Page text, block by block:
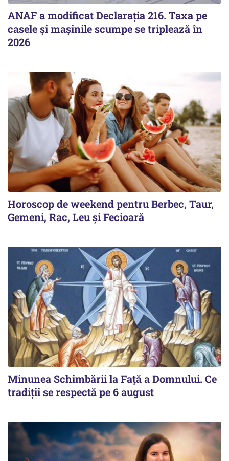
ANAF a modificat Declarația 216. Taxa pe
casele și mașinile scumpe se triplează în
2026
Horoscop de weekend pentru Berbec, Taur,
Gemeni, Rac, Leu și Fecioară
Minunea Schimbării la Față a Domnului. Ce
tradiții se respectă pe 6 august